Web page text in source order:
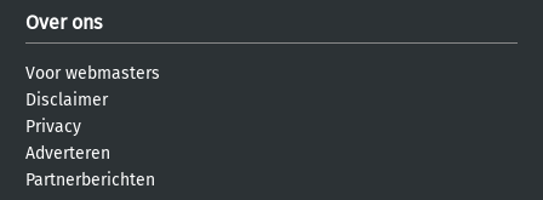
Over ons
Voor webmasters
Disclaimer
Privacy
Adverteren
Partnerberichten